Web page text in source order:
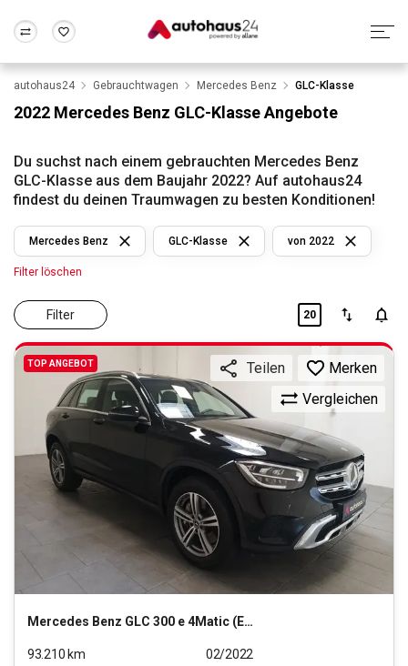
Wir bewerten dein Auto
Alle Fragen & Antworten
Rund um die Inzahlungnahme
Frankfurt Wuppertal
autohaus24 Gebrauchtwagen Mercedes Benz GLC-Klasse
2022 Mercedes Benz GLC-Klasse Angebote
Du suchst nach einem gebrauchten Mercedes Benz
GLC-Klasse aus dem Baujahr 2022? Auf autohaus24
findest du deinen Traumwagen zu besten Konditionen!
Filter
Mercedes Benz GLC-Klasse von 2022
Filter löschen
20
TOP ANGEBOT
Mercedes Benz GLC 300 e 4Matic (EURO 6d)
Vergleichen
Teilen Merken
93.210 km
02/2022